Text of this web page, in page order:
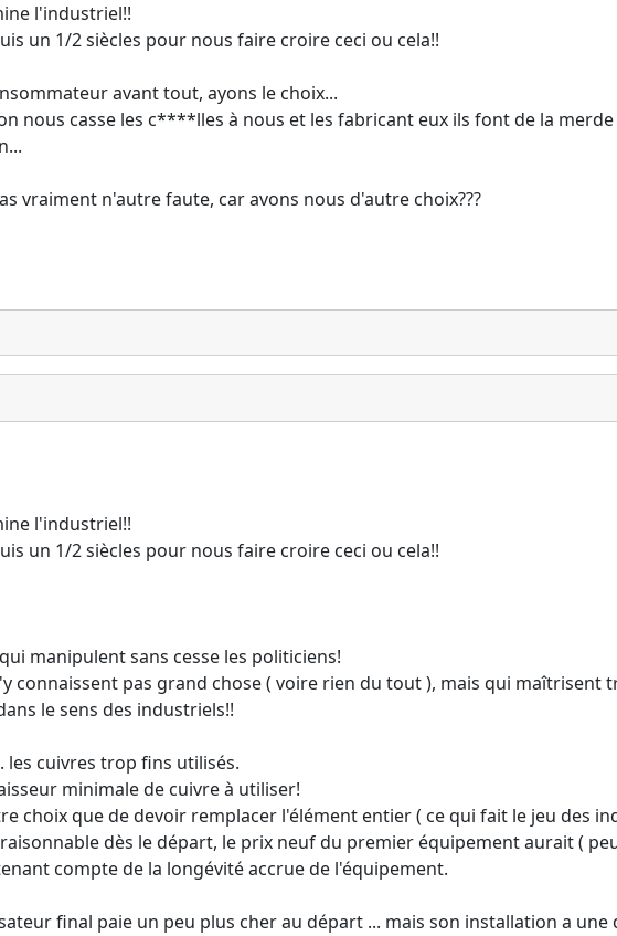
l'industriel!!
un 1/2 siècles pour nous faire croire ceci ou cela!!
avant tout, ayons le choix...
nous casse les c****lles à nous et les fabricant eux ils font de la
vraiment n'autre faute, car avons nous d'autre choix???
l'industriel!!
un 1/2 siècles pour nous faire croire ceci ou cela!!
manipulent sans cesse les politiciens!
connaissent pas grand chose ( voire rien du tout ), mais qui maîtrisent
le sens des industriels!!
les cuivres trop fins utilisés.
minimale de cuivre à utiliser!
choix que de devoir remplacer l'élément entier ( ce qui fait le jeu des
dès le départ, le prix neuf du premier équipement aurait (
compte de la longévité accrue de l'équipement.
final paie un peu plus cher au départ ... mais son installation a